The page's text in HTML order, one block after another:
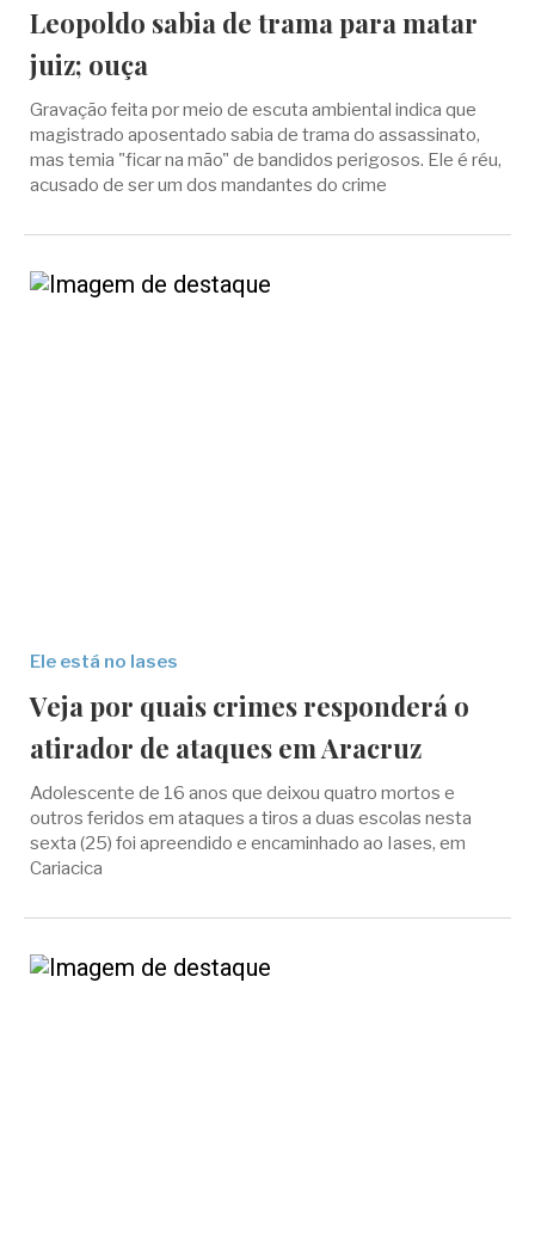
Leopoldo sabia de trama para matar
juiz; ouça
Gravação feita por meio de escuta ambiental indica que
magistrado aposentado sabia de trama do assassinato,
mas temia "ficar na mão" de bandidos perigosos. Ele é réu,
acusado de ser um dos mandantes do crime
Ele está no Iases
Veja por quais crimes responderá o
atirador de ataques em Aracruz
Adolescente de 16 anos que deixou quatro mortos e
outros feridos em ataques a tiros a duas escolas nesta
sexta (25) foi apreendido e encaminhado ao Iases, em
Cariacica